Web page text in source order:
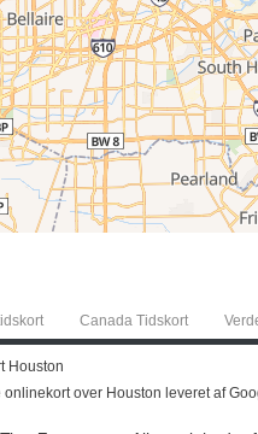
Canada Tidskort
Houston
over Houston leveret af